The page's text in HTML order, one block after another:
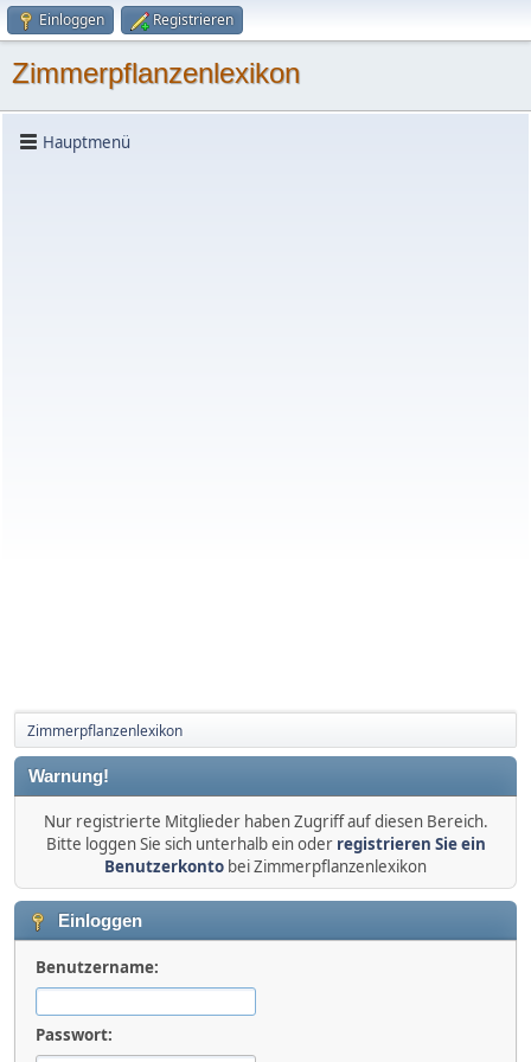
Einloggen Registrieren
Zimmerpflanzenlexikon
Hauptmenü
Zimmerpflanzenlexikon
Warnung!
Nur registrierte Mitglieder haben Zugriff auf diesen Bereich.
Bitte loggen Sie sich unterhalb ein oder registrieren Sie ein
Benutzerkonto bei Zimmerpflanzenlexikon
Einloggen
Benutzername:
Passwort: